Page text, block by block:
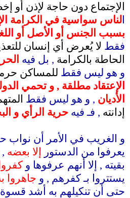
الإجتماع دون حاجة لإذن أو
لناس سواسية في الكرامة
بسبب الجنس أو الأصل أو
فقط لا يُعرض أي إنسان
الحاطة بالكرامة , بل فيه
و هو ليس فقط للمساكن
الإعتقاد مطلقة , و تحمي
الأديان , و هو ليس فقط
إدانته , فـ فيه حرية الرأي و
و الغريب في الأمر أن نواب
يعرفوا من الدستور
إلا بعضه ,
بقيته , إلا أنهم عرفوها و
يستتروا بـ كفرهم , و جاهروا
حتى أن تنكيلهم به أشد